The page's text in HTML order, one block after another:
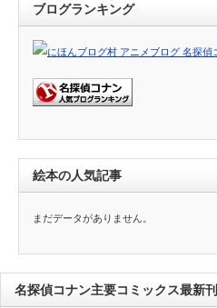
ブログランキング
絵本の人気記事
まだデータがありません。
名探偵コナン主要コミックス最新刊